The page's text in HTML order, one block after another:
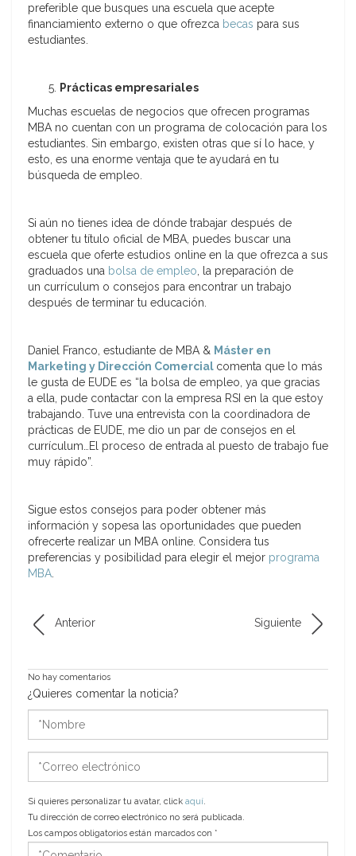
preferible que busques una escuela que acepte
financiamiento externo o que ofrezca becas para sus
estudiantes.
Prácticas empresariales
Muchas escuelas de negocios que ofrecen programas
MBA no cuentan con un programa de colocación para los
estudiantes. Sin embargo, existen otras que sí lo hace, y
esto, es una enorme ventaja que te ayudará en tu
búsqueda de empleo.
Si aún no tienes idea de dónde trabajar después de
obtener tu título oficial de MBA, puedes buscar una
escuela que oferte estudios online en la que ofrezca a sus
graduados una bolsa de empleo , la preparación de
un currículum o consejos para encontrar un trabajo
después de terminar tu educación.
Daniel Franco, estudiante de MBA & Máster en
Marketing y Dirección Comercial comenta que lo más
le gusta de EUDE es “la bolsa de empleo, ya que gracias
a ella, pude contactar con la empresa RSI en la que estoy
trabajando. Tuve una entrevista con la coordinadora de
prácticas de EUDE, me dio un par de consejos en el
currículum…El proceso de entrada al puesto de trabajo fue
muy rápido”.
Sigue estos consejos para poder obtener más
información y sopesa las oportunidades que pueden
ofrecerte realizar un MBA online. Considera tus
preferencias y posibilidad para elegir el mejor programa
MBA
Anterior Siguiente
No hay comentarios
¿Quieres comentar la noticia?
electrónico
Si quieres personalizar tu avatar, click aquí.
Tu dirección de correo electrónico no será publicada.
Los campos obligatorios están marcados con *
*Comentario